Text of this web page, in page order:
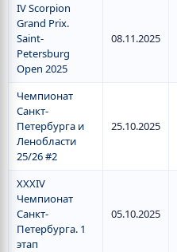
IV Scorpion
Grand Prix.
Saint-
Petersburg
Open 2025
08.11.2025
Чемпионат
Санкт-
Петербурга и
Ленобласти
25/26 #2
25.10.2025
XXXIV
Чемпионат
Санкт-
Петербурга. 1
этап
05.10.2025